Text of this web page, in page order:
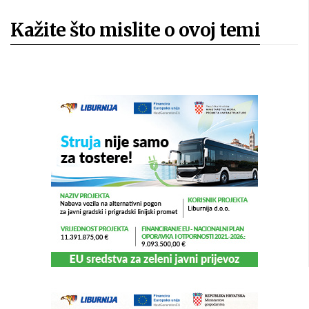
Kažite što mislite o ovoj temi